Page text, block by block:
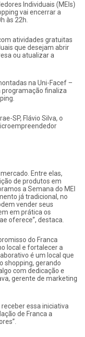
Individuais (MEIs)
vai encerrar a
às 22h.
atividades gratuitas
que desejam abrir
ou atualizar a
na Uni-Facef –
programação finaliza
SP, Flávio Silva, o
Entre elas,
de produtos em
a Semana do MEI
já tradicional, no
vender seus
em prática os
oferece”, destaca.
do Franca
local e fortalecer a
é um local que
shopping, gerando
com dedicação e
gerente de marketing
essa iniciativa
de Franca a